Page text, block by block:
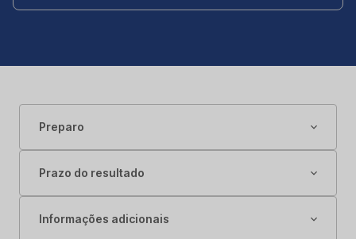
Preparo
Prazo do resultado
Informações adicionais